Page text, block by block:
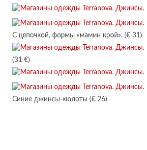
С цепочкой, формы «мамин крой». (€ 31)
(31 €)
Синие джинсы-кюлоты (€ 26)